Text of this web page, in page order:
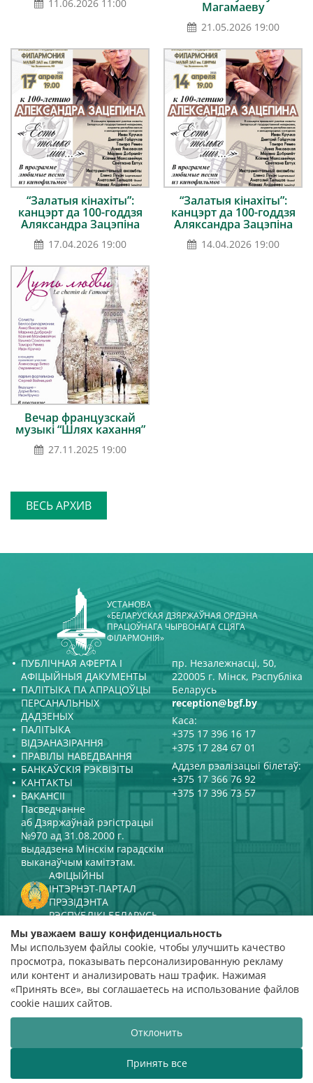
11.06.2026 11:00 Магамаеву
21.05.2026 19:00
“Залатыя кінахіты”:
канцэрт да 100-годдзя
Аляксандра Зацэпіна
17.04.2026 19:00
“Залатыя кінахіты”:
канцэрт да 100-годдзя
Аляксандра Зацэпіна
14.04.2026 19:00
Вечар французскай
музыкі “Шлях кахання”
27.11.2025 19:00
ВЕСЬ АРХИВ
УСТАНОВА
«БЕЛАРУСКАЯ ДЗЯРЖАЎНАЯ ОРДЭНА
ПРАЦОЎНАГА ЧЫРВОНАГА СЦЯГА
ФІЛАРМОНІЯ»
ПУБЛІЧНАЯ АФЕРТА І
АФІЦЫЙНЫЯ ДАКУМЕНТЫ
ПАЛІТЫКА ПА АПРАЦОЎЦЫ
ПЕРСАНАЛЬНЫХ
ДАДЗЕНЫХ
ПАЛІТЫКА
ВІДЭАНАЗІРАННЯ
ПРАВІЛЫ НАВЕДВАННЯ
БАНКАЎСКІЯ РЭКВІЗІТЫ
КАНТАКТЫ
ВАКАНСІІ
пр. Незалежнасці, 50,
220005 г. Мінск, Рэспубліка
Беларусь
reception@bgf.by
Каса:
+375 17 396 16 17
+375 17 284 67 01
Аддзел рэалізацыі білетаў:
+375 17 366 76 92
+375 17 396 73 57
Пасведчанне
аб Дзяржаўнай рэгістрацыі
№970 ад 31.08.2000 г.
выдадзена Мінскім гарадскім
выканаўчым камітэтам.
АФІЦЫЙНЫ
ІНТЭРНЭТ-ПАРТАЛ
ПРЭЗІДЭНТА
РЭСПУБЛІКІ БЕЛАРУСЬ
МІНІСТЭРСТВА КУЛЬТУРЫ
РЭСПУБЛІКІ БЕЛАРУСЬ
ПАРТАЛ
РЭЙТЫНГАВАЙ АЦЭНКІ
адзнака 4,9
на падставе 112 водгукаў
Распрацоўка сайтаВТОП3
Беларуская дзяржаўная філармонія вітае вас!
Мы уважаем вашу конфиденциальность
Мы используем файлы cookie, чтобы улучшить качество
просмотра, показывать персонализированную рекламу
или контент и анализировать наш трафик. Нажимая
«Принять все», вы соглашаетесь на использование файлов
cookie наших сайтов.
Отклонить
Принять все